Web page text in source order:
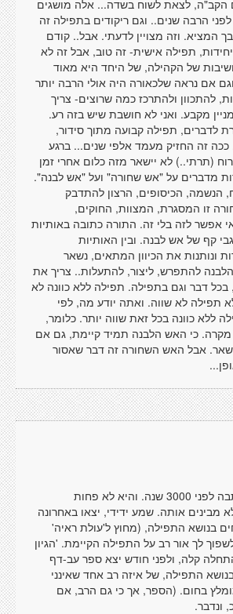
הקב"ה, לצאת לשוח בשדה... אלה מושגים
הרבה שנים.. וגם ריקודים בתפילה זה
המציא. וזה מצויין לדעתי. אבל.. קודם
תפילה אישית- זה טוב, אבל זה לא
של הקהילה, של היחד היא מאוד
אם נראה שלכאורה היה אולי הרבה יותר
להתכוון ולהתרכז כמה שרוצים- צריך
מקבע. ואני לא חושבת שיש בזה רע.
לדברים, תפילה קבועה מתוך סידור,
ככה זה החזיק מעמד אלפי שנים... ברגע
(תרתי..) לא יישאר מזה כלום אחרי זמן
מדברים על "אש שחורה" ועל "אש לבנה".
הנשמה, הכיסופים, הרצון להתדבק
זו המסגרת, המצוות, החוקים,
אפשר לזה בלי זה. התורה כתובה באותיות
קף של אש לבנה. ובין האותיות
ונותנות את הכיוון המתאים, נשאר
להתפרש, ליצור, להתעלות.. צריך את
בכל דבר וגם בתפילה. תפילה ללא כוונה לא
תפילה לא שווה. ואתה יודע מה, לפי
ללא כוונה בכל זאת שווה יותר. כלומר,
כי האש הלבנה תמיד קיימת, גם אם
אבל האש השחורה זה דבר שאסור
התורה הקיימת נכתבה לפני 3000 שנה. והיא לא פחות
מבינים אותה. שמע ידידי, יצאו באחרונה
בנושא התפילה, (מחוץ ל'עולת ראיה'
לך אור רב על התפילה הקיימת. 'הגיון
קלה, ולפני חודש יצא ספר עב-דף
בנושא התפילה, של איזה רב אחד שאינני
בחום. (הספר, אך כי גם הרב, אם
ונדבר.